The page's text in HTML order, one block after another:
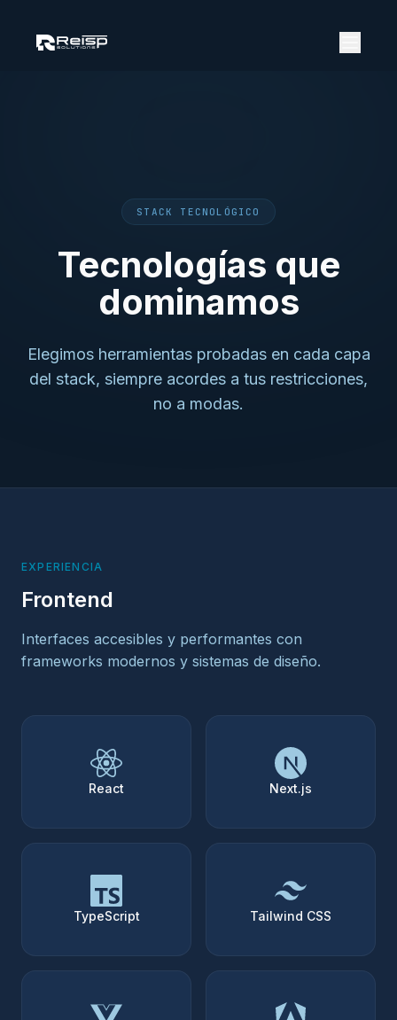
STACK TECNOLÓGICO
Tecnologías que
dominamos
Elegimos herramientas probadas en cada capa
del stack, siempre acordes a tus restricciones,
no a modas.
EXPERIENCIA
Frontend
Interfaces accesibles y performantes con
frameworks modernos y sistemas de diseño.
React Next.js
TypeScript Tailwind CSS